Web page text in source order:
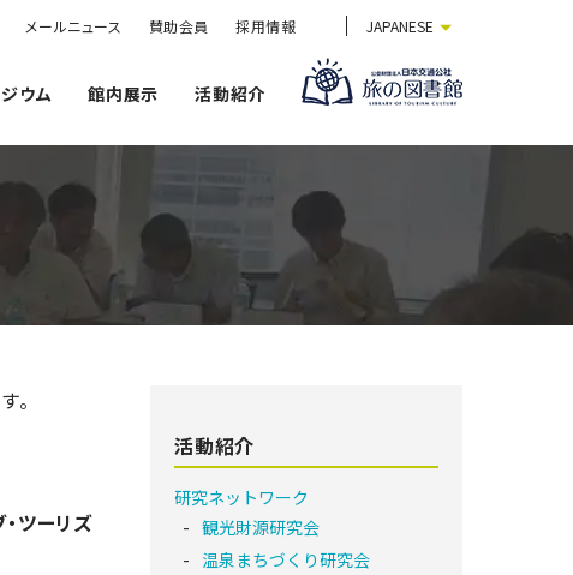
メールニュース 賛助会員 採用情報 JAPANESE
ウム 館内展示 活動紹介
。
ツーリズ
活動紹介
研究ネットワーク
観光財源研究会
温泉まちづくり研究会